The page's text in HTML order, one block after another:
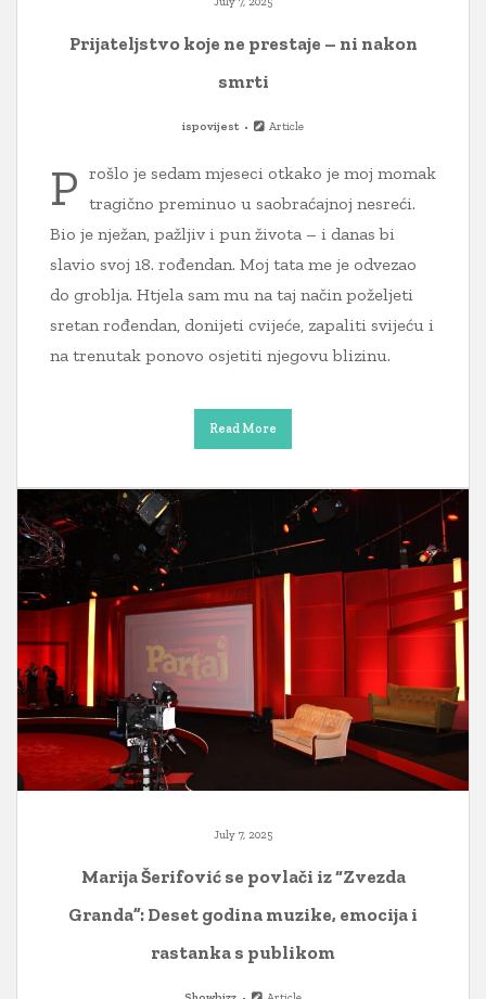
Prijateljstvo koje ne prestaje – ni nakon
smrti
ispovijest Article
P rošlo je sedam mjeseci otkako je moj momak
tragično preminuo u saobraćajnoj nesreći.
Bio je nježan, pažljiv i pun života – i danas bi
slavio svoj 18. rođendan. Moj tata me je odvezao
do groblja. Htjela sam mu na taj način poželjeti
sretan rođendan, donijeti cvijeće, zapaliti svijeću i
na trenutak ponovo osjetiti njegovu blizinu.
Read More
July 7, 2025
Marija Šerifović se povlači iz “Zvezda
Granda”: Deset godina muzike, emocija i
rastanka s publikom